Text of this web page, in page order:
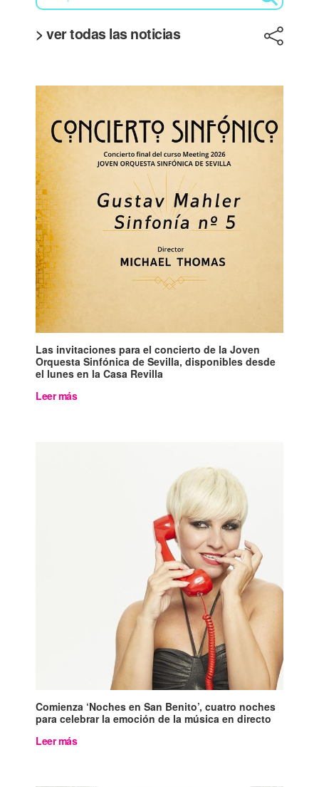
> ver todas las noticias
Las invitaciones para el concierto de la Joven
Orquesta Sinfónica de Sevilla, disponibles desde
el lunes en la Casa Revilla
Leer más
Comienza ‘Noches en San Benito’, cuatro noches
para celebrar la emoción de la música en directo
Leer más